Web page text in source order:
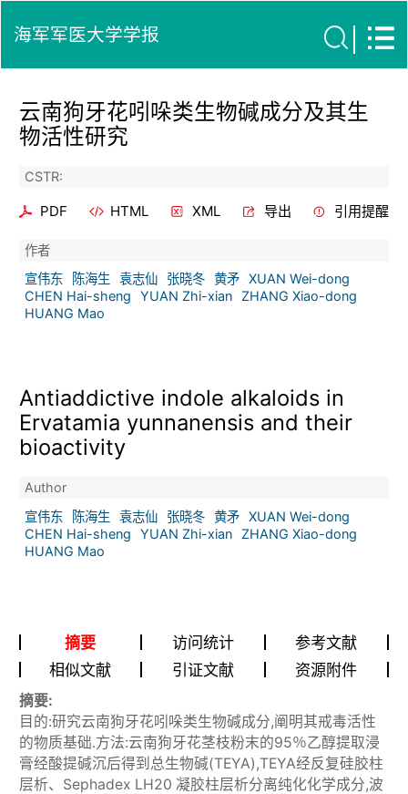
海军军医大学学报
云南狗牙花吲哚类生物碱成分及其生
物活性研究
CSTR:
PDF HTML XML 导出 引用提醒
作者
宣伟东
陈海生 袁志仙 张晓冬 黄矛
XUAN Wei-dong
CHEN Hai-sheng
YUAN Zhi-xian
ZHANG Xiao-dong
HUANG Mao
Antiaddictive indole alkaloids in
Ervatamia yunnanensis and their
bioactivity
Author
宣伟东
陈海生 袁志仙 张晓冬 黄矛
XUAN Wei-dong
CHEN Hai-sheng
YUAN Zhi-xian
ZHANG Xiao-dong
HUANG Mao
摘要 访问统计
参考文献
相似文献
引证文献 资源附件
摘要:
目的:研究云南狗牙花吲哚类生物碱成分,阐明其戒毒活性
的物质基础.方法:云南狗牙花茎枝粉末的95％乙醇提取浸
膏经酸提碱沉后得到总生物碱(TEYA),TEYA经反复硅胶柱
层析、Sephadex LH20 凝胶柱层析分离纯化化学成分,波